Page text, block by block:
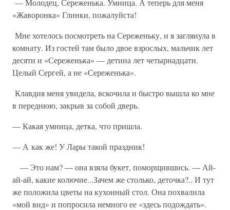
— Молодец, Сереженька. Умница. А теперь для меня
«Жаворонка» Глинки, по­жалуйста!
Мне хотелось посмотреть на Сереженьку, и я заглянула в
комнату. Из гостей там было двое взрослых, мальчик лет
десяти и «Сереженька» — детина лет четырнадцати.
Целый Сергей, а не «Сереженька».
Клавдия меня увидела, вскочила и быстро вышла ко мне
в переднюю, закрыв за собой дверь.
— Какая умница, детка, что пришла.
— А как же! У Лары такой праздник!
— Это нам? — она взяла букет, поморщившись. — Ай-
ай-ай, какие колючие...Зачем же столько, деточка?.. И тут
же положила цветы на кухонный стол. Она похвалила
«мой вид» и попросила немного ее «здесь подождать».